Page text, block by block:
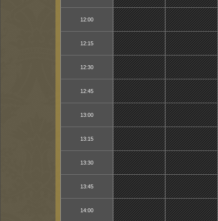
12:00
12:15
12:30
12:45
13:00
13:15
13:30
13:45
14:00